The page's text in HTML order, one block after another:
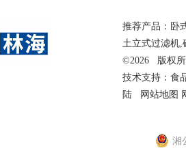
推荐产品： 卧
土立式过滤机,
©2026 版权所
技术支持： 食
陆
网站地图
湘